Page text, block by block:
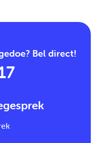
Bel direct!